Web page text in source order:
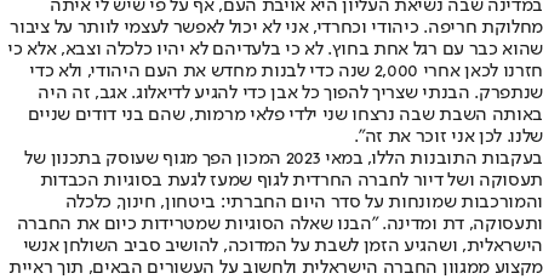
במדינה שבה נשיאת העליון היא אויבת העם, אף על פי שיש לי איתה
מחלוקת חריפה. כיהודי וכחרדי, אני לא יכול לאפשר לעצמי לוותר על ציבור
שהוא כבר עם רגל אחת בחוץ. לא כי בלעדיהם לא יהיו כלכלה וצבא, אלא כי
חזרנו לכאן אחרי 2,000 שנה כדי לבנות מחדש את העם היהודי, ולא כדי
שנתפרק. הבנתי שצריך להפוך כל אבן כדי להגיע לדיאלוג. אגב, זה היה
באותה השבת שבה נרצחו שני ילדי פלאי מרמות, שהם בני דודים שניים
שלנו. לכן אני זוכר את זה".
בעקבות התובנות הללו, במאי 2023 המכון הפך מגוף שעוסק בתכנון של
תעסוקה ושל דיור לחברה החרדית לגוף שמעז לגעת בסוגיות הכבדות
והמורכבות שמונחות על סדר היום החברתי: ביטחון, חינוך, כלכלה
ותעסוקה, דת ומדינה. "הבנו שאלה הסוגיות שמטרידות כיום את החברה
הישראלית, ושהגיע הזמן לשבת על המדוכה, להושיב סביב השולחן אנשי
מקצוע ממגוון החברה הישראלית ולחשוב על העשורים הבאים, תוך ראיית